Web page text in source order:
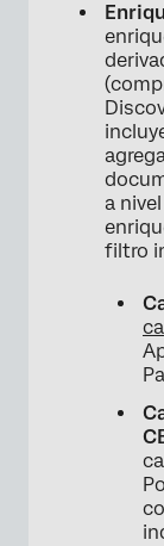
a
filtro